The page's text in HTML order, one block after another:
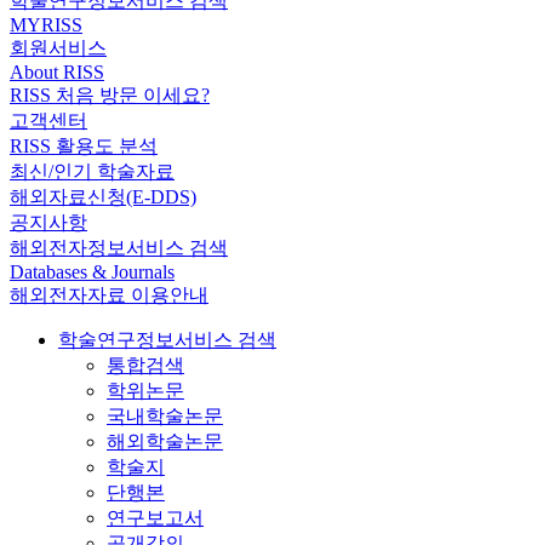
MYRISS
회원서비스
About RISS
RISS 처음 방문 이세요?
고객센터
RISS 활용도 분석
최신/인기 학술자료
해외자료신청(E-DDS)
공지사항
해외전자정보서비스 검색
Databases & Journals
해외전자자료 이용안내
학술연구정보서비스 검색
통합검색
학위논문
국내학술논문
해외학술논문
학술지
단행본
연구보고서